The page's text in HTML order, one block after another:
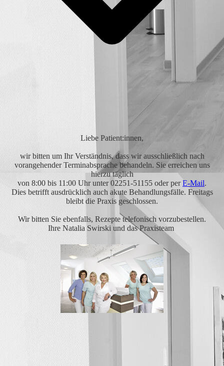
Liebe Patient:innen,
wir bitten um Ihr Verständnis, dass wir ausschließlich nach
vorangehender Terminabsprache behandeln. Sie erreichen uns
hierzu täglich
von 8:00 bis 11:00 Uhr unter 02251-51155 oder perE-Mail.
Dies betrifft ausdrücklich auch akute Behandlungsfälle. Freitags
bleibt die Praxis geschlossen.
Wir bitten Sie ebenfalls, Rezepte telefonisch vorzubestellen.
Ihre Natalia Swirski und das Praxisteam